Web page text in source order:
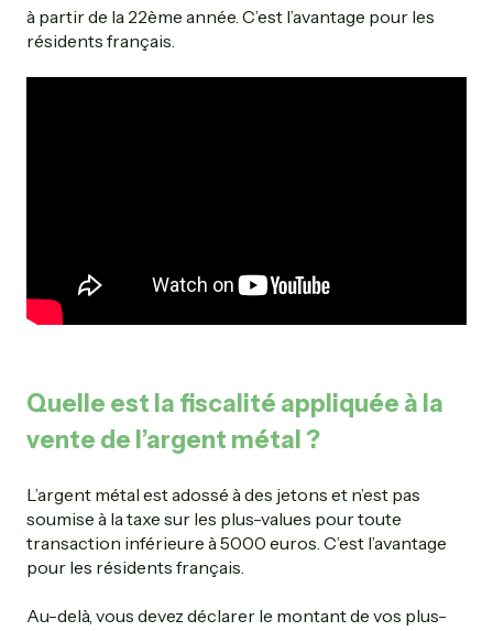
à partir de la 22ème année. C’est l’avantage pour les
résidents français.
Quelle est la fiscalité appliquée à la
vente de l’argent métal ?
L’argent métal est adossé à des jetons et n’est pas
soumise à la taxe sur les plus-values pour toute
transaction inférieure à 5000 euros. C’est l’avantage
pour les résidents français.
Au-delà, vous devez déclarer le montant de vos plus-